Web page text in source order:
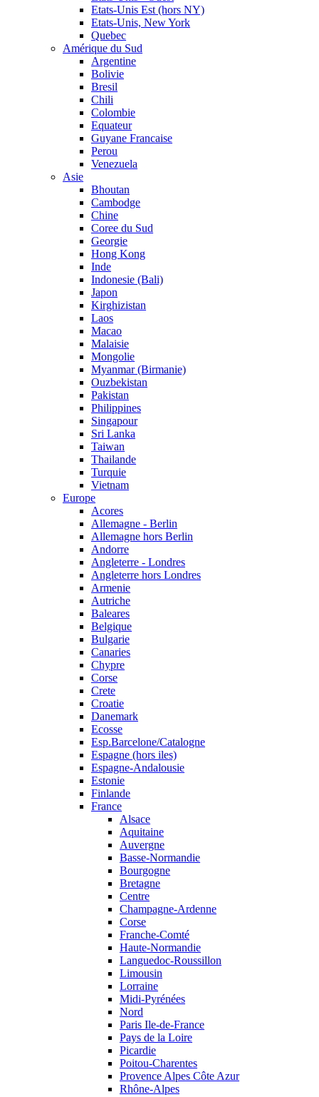
Etats-Unis Est (hors NY)
Etats-Unis, New York
Quebec
Amérique du Sud
Argentine
Bolivie
Bresil
Chili
Colombie
Equateur
Guyane Francaise
Perou
Venezuela
Asie
Bhoutan
Cambodge
Chine
Coree du Sud
Georgie
Hong Kong
Inde
Indonesie (Bali)
Japon
Kirghizistan
Laos
Macao
Malaisie
Mongolie
Myanmar (Birmanie)
Ouzbekistan
Pakistan
Philippines
Singapour
Sri Lanka
Taiwan
Thailande
Turquie
Vietnam
Europe
Acores
Allemagne - Berlin
Allemagne hors Berlin
Andorre
Angleterre - Londres
Angleterre hors Londres
Armenie
Autriche
Baleares
Belgique
Bulgarie
Canaries
Chypre
Corse
Crete
Croatie
Danemark
Ecosse
Esp.Barcelone/Catalogne
Espagne (hors iles)
Espagne-Andalousie
Estonie
Finlande
France
Alsace
Aquitaine
Auvergne
Basse-Normandie
Bourgogne
Bretagne
Centre
Champagne-Ardenne
Corse
Franche-Comté
Haute-Normandie
Languedoc-Roussillon
Limousin
Lorraine
Midi-Pyrénées
Nord
Paris Ile-de-France
Pays de la Loire
Picardie
Poitou-Charentes
Provence Alpes Côte Azur
Rhône-Alpes